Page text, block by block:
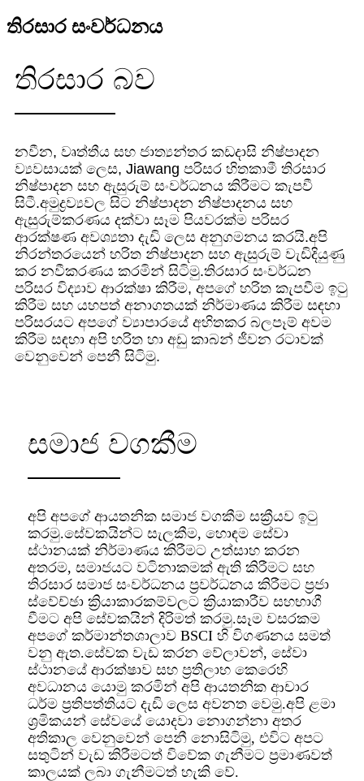
තිරසාර සංවර්ධනය
තිරසාර බව
නවීන, වෘත්තීය සහ ජාත්‍යන්තර කඩදාසි නිෂ්පාදන
ව්‍යවසායක් ලෙස, Jiawang පරිසර හිතකාමී තිරසාර
නිෂ්පාදන සහ ඇසුරුම් සංවර්ධනය කිරීමට කැපවී
සිටී.අමුද්‍රව්‍යවල සිට නිෂ්පාදන නිෂ්පාදනය සහ
ඇසුරුම්කරණය දක්වා සෑම පියවරක්ම පරිසර
ආරක්ෂණ අවශ්‍යතා දැඩි ලෙස අනුගමනය කරයි.අපි
නිරන්තරයෙන් හරිත නිෂ්පාදන සහ ඇසුරුම් වැඩිදියුණු
කර නවීකරණය කරමින් සිටිමු.තිරසාර සංවර්ධන
පරිසර විද්‍යාව ආරක්ෂා කිරීම, අපගේ හරිත කැපවීම ඉටු
කිරීම සහ යහපත් අනාගතයක් නිර්මාණය කිරීම සඳහා
පරිසරයට අපගේ ව්‍යාපාරයේ අහිතකර බලපෑම් අවම
කිරීම සඳහා අපි හරිත හා අඩු කාබන් ජීවන රටාවක්
වෙනුවෙන් පෙනී සිටිමු.
සමාජ වගකීම
අපි අපගේ ආයතනික සමාජ වගකීම සක්‍රීයව ඉටු
කරමු.සේවකයින්ට සැලකීම, හොඳම සේවා
ස්ථානයක් නිර්මාණය කිරීමට උත්සාහ කරන
අතරම, සමාජයට වටිනාකමක් ඇති කිරීමට සහ
තිරසාර සමාජ සංවර්ධනය ප්‍රවර්ධනය කිරීමට ප්‍රජා
ස්වේච්ඡා ක්‍රියාකාරකම්වලට ක්‍රියාකාරීව සහභාගී
වීමට අපි සේවකයින් දිරිමත් කරමු.සෑම වසරකම
අපගේ කර්මාන්තශාලාව BSCI හි විගණනය සමත්
වනු ඇත.සේවක වැඩ කරන වේලාවන්, සේවා
ස්ථානයේ ආරක්ෂාව සහ ප්‍රතිලාභ කෙරෙහි
අවධානය යොමු කරමින් අපි ආයතනික ආචාර
ධර්ම ප්‍රතිපත්තියට දැඩි ලෙස අවනත වෙමු.අපි ළමා
ශ්‍රමිකයන් සේවයේ යොදවා නොගන්නා අතර
අතිකාල වෙනුවෙන් පෙනී නොසිටිමු, එවිට අපට
සතුටින් වැඩ කිරීමටත් විවේක ගැනීමට ප්‍රමාණවත්
කාලයක් ලබා ගැනීමටත් හැකි වේ.